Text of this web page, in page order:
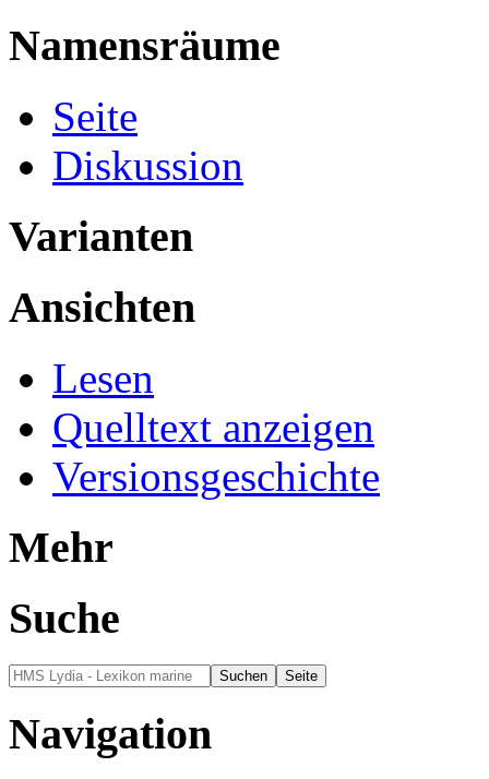
Namensräume
Seite
Diskussion
Varianten
Ansichten
Lesen
Quelltext anzeigen
Versionsgeschichte
Mehr
Suche
Navigation